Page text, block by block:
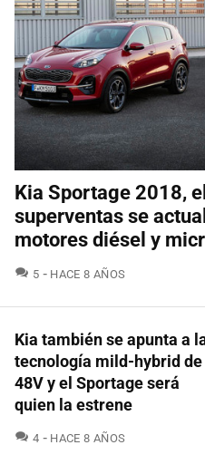
Kia Sportage 2018,
superventas se
motores diésel y
5 COMENTARIOS
HACE 8 AÑOS
Kia también se apunta a
tecnología mild-hybrid de
48V y el Sportage será
quien la estrene
4 COMENTARIOS
HACE 8 AÑOS